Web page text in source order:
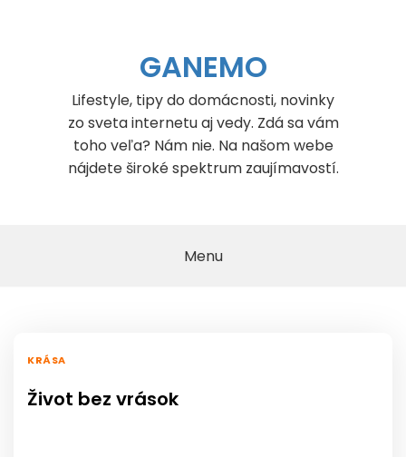
GANEMO
Lifestyle, tipy do domácnosti, novinky
zo sveta internetu aj vedy. Zdá sa vám
toho veľa? Nám nie. Na našom webe
nájdete široké spektrum zaujímavostí.
Menu
KRÁSA
Život bez vrások